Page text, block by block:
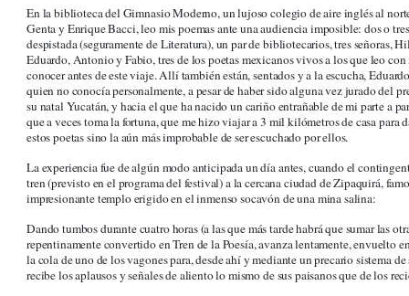
En la biblioteca del Gimnasio Moderno, un lujoso colegio de aire inglés al
Genta y Enrique Bacci, leo mis poemas ante una audiencia imposible: dos o
despistada (seguramente de Literatura), un par de bibliotecarios, tres señoras,
Eduardo, Antonio y Fabio, tres de los poetas mexicanos vivos a los que leo
conocer antes de este viaje. Allí también están, sentados y a la escucha,
quien no conocía personalmente, a pesar de haber sido alguna vez jurado del
su natal Yucatán, y hacia el que ha nacido un cariño entrañable de mi parte a
que a veces toma la fortuna, que me hizo viajar a 3 mil kilómetros de casa
estos poetas sino la aún más improbable de ser escuchado por ellos.
La experiencia fue de algún modo anticipada un día antes, cuando el
tren (previsto en el programa del festival) a la cercana ciudad de Zipaquirá,
impresionante templo erigido en el inmenso socavón de una mina salina:
Dando tumbos durante cuatro horas (a las que más tarde habrá que sumar las
repentinamente convertido en Tren de la Poesía, avanza lentamente, envuelto
la cola de uno de los vagones para, desde ahí y mediante un precario sistema
recibe los aplausos y señales de aliento lo mismo de sus paisanos que de los